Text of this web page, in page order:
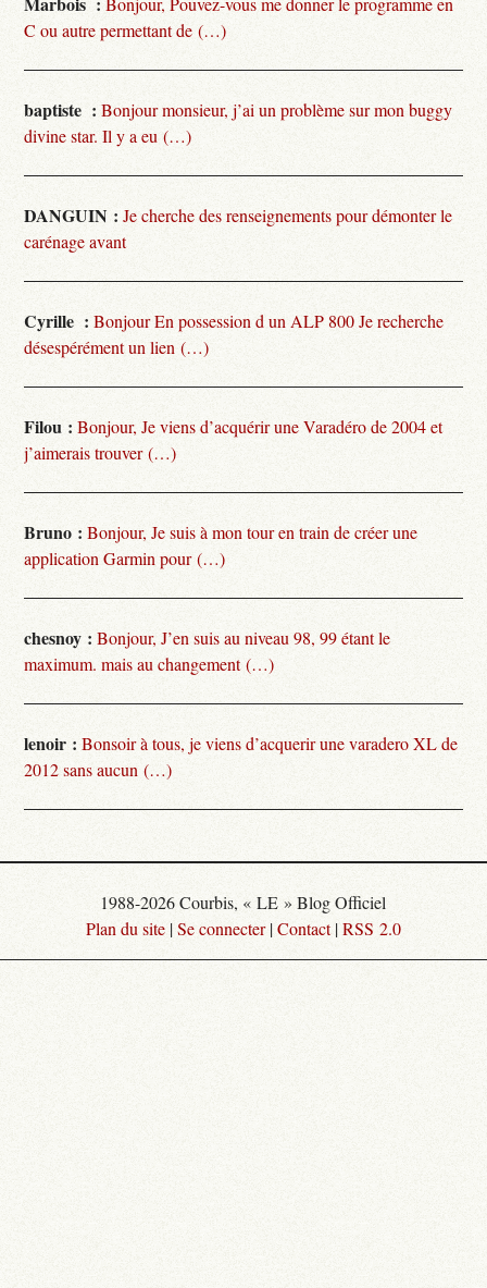
C ou autre permettant de (…)
baptiste : Bonjour monsieur, j’ai un problème sur mon buggy
divine star. Il y a eu (…)
DANGUIN : Je cherche des renseignements pour démonter le
carénage avant
Cyrille : Bonjour En possession d un ALP 800 Je recherche
désespérément un lien (…)
Filou : Bonjour, Je viens d’acquérir une Varadéro de 2004 et
j’aimerais trouver (…)
Bruno : Bonjour, Je suis à mon tour en train de créer une
application Garmin pour (…)
chesnoy : Bonjour, J’en suis au niveau 98, 99 étant le
maximum. mais au changement (…)
lenoir : Bonsoir à tous, je viens d’acquerir une varadero XL de
2012 sans aucun (…)
1988-2026 Courbis, « LE » Blog Officiel
Plan du site |Se connecter|Contact|RSS 2.0